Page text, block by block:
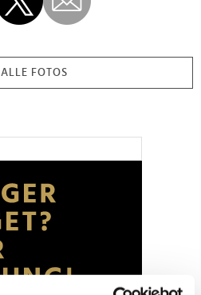
ALLE FOTOS